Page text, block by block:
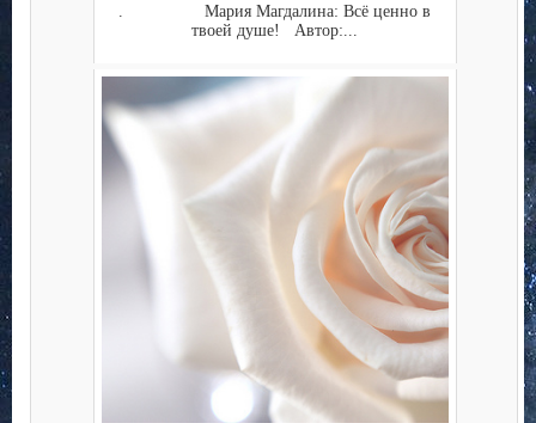
. Мария Магдалина: Всё ценно в
твоей душе! Автор:...